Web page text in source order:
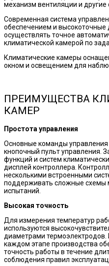
механизм вентиляции и другие
Современная система
обеспечением и высокоточные
осуществлять точное
климатической камерой по
Климатические камеры
окном и освещением для
ПРЕИМУЩЕСТВА
КАМЕР
Простота управления
Основные команды
кнопочный пульт управления.
функций и систем
дисплей контроллера.
несколькими встроенными
поддерживать сложные схемы
испытаний.
Высокая точность
Для измерения температур
используются
диаметрами термоэлектродов.
каждом этапе производства
точность работы в течение
соблюдения правил